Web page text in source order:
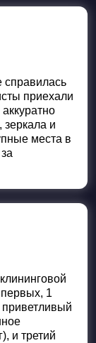
приехали
и
места в
1
и третий